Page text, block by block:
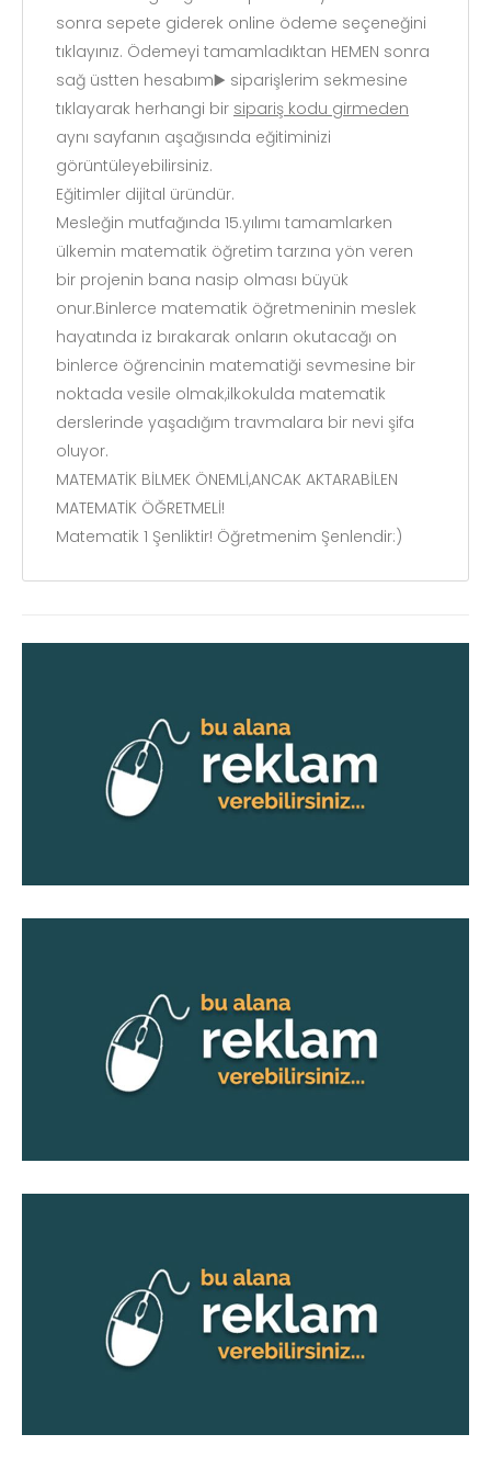
sonra sepete giderek online ödeme seçeneğini
tıklayınız. Ödemeyi tamamladıktan HEMEN sonra
sağ üstten hesabım▶️ siparişlerim sekmesine
tıklayarak herhangi bir sipariş kodu girmeden
aynı sayfanın aşağısında eğitiminizi
görüntüleyebilirsiniz.
Eğitimler dijital üründür.
Mesleğin mutfağında 15.yılımı tamamlarken
ülkemin matematik öğretim tarzına yön veren
bir projenin bana nasip olması büyük
onur.Binlerce matematik öğretmeninin meslek
hayatında iz bırakarak onların okutacağı on
binlerce öğrencinin matematiği sevmesine bir
noktada vesile olmak,ilkokulda matematik
derslerinde yaşadığım travmalara bir nevi şifa
oluyor.
MATEMATİK BİLMEK ÖNEMLİ,ANCAK AKTARABİLEN
MATEMATİK ÖĞRETMELİ!
Matematik 1 Şenliktir! Öğretmenim Şenlendir:)